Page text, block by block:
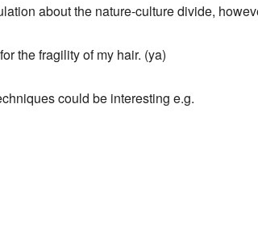
about the nature-culture divide,
the fragility of my hair. (ya)
could be interesting e.g.